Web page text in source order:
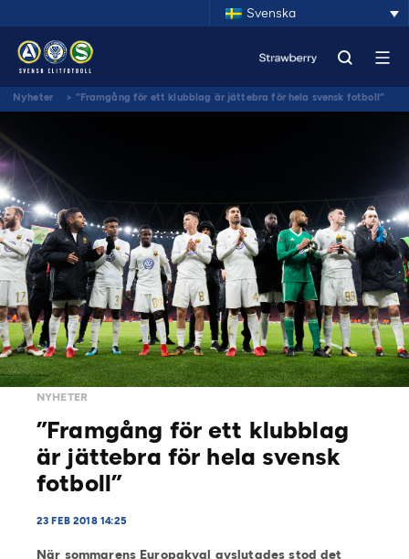
Svenska
Nyheter > ”Framgång för ett klubblag är jättebra för hela svensk fotboll”
NYHETER
”Framgång för ett klubblag
är jättebra för hela svensk
fotboll”
23 FEB 2018 14:25
När sommarens Europakval avslutades stod det